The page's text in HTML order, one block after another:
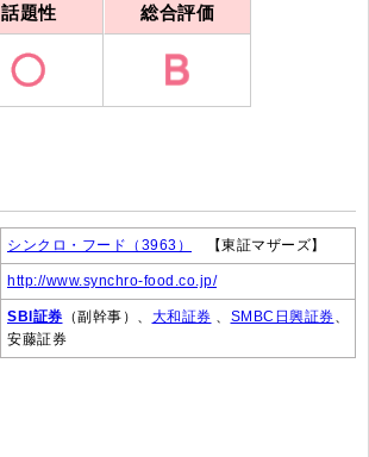
話題性 総合評価
シンクロ・フード（3963） 【東証マザーズ】
http://www.synchro-food.co.jp/
SBI証券 （副幹事）、 大和証券 、 SMBC日興証券、
安藤証券